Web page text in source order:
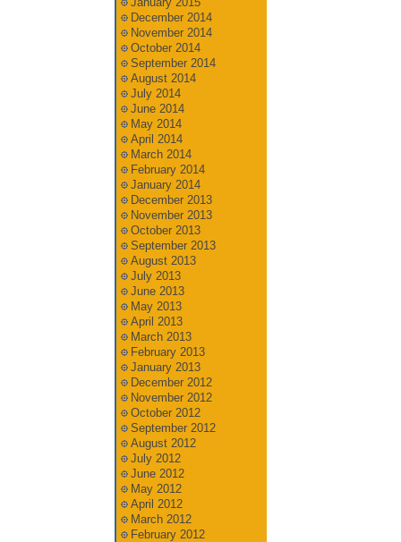
December 2014
November 2014
October 2014
September 2014
August 2014
July 2014
June 2014
May 2014
April 2014
March 2014
February 2014
January 2014
December 2013
November 2013
October 2013
September 2013
August 2013
July 2013
June 2013
May 2013
April 2013
March 2013
February 2013
January 2013
December 2012
November 2012
October 2012
September 2012
August 2012
July 2012
June 2012
May 2012
April 2012
March 2012
February 2012